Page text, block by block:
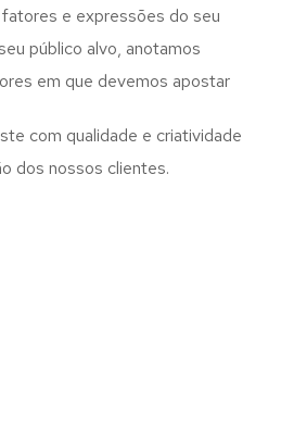
e expressões do seu
público alvo, anotamos
em que devemos apostar
com qualidade e criatividade
dos nossos clientes.